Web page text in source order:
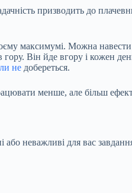
призводить до
максимумі. Можна
гору. Він йде вгору і кожен
не добереться.
менше, але більш
або неважливі для вас